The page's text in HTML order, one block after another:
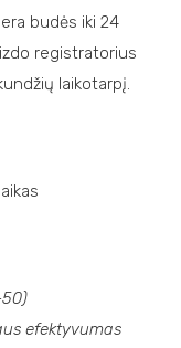
budės iki 24
registratorius
laikotarpį.
efektyvumas